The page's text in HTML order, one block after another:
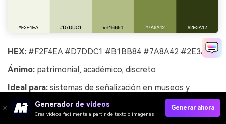
HEX: #F2F4EA #D7DDC1 #B1BB84 #7A8A42 #2E3A12
Ánimo: patrimonial, académico, discreto
Ideal para: sistemas de señalización en museos y
etiquetas de exposiciones
Patrimoniales y académicos como papel envejecido y
Generador de videos
Crea videos fácilmente a partir de texto o imágenes
Generar ahora